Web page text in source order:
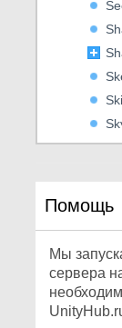
Помощь
Мы
сервера